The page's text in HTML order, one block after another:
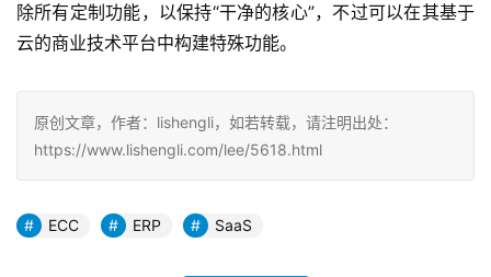
除所有定制功能，以保持“干净的核心”，不过可以在其基于
云的商业技术平台中构建特殊功能。
原创文章，作者：lishengli，如若转载，请注明出处：
https://www.lishengli.com/lee/5618.html
ECC ERP SaaS